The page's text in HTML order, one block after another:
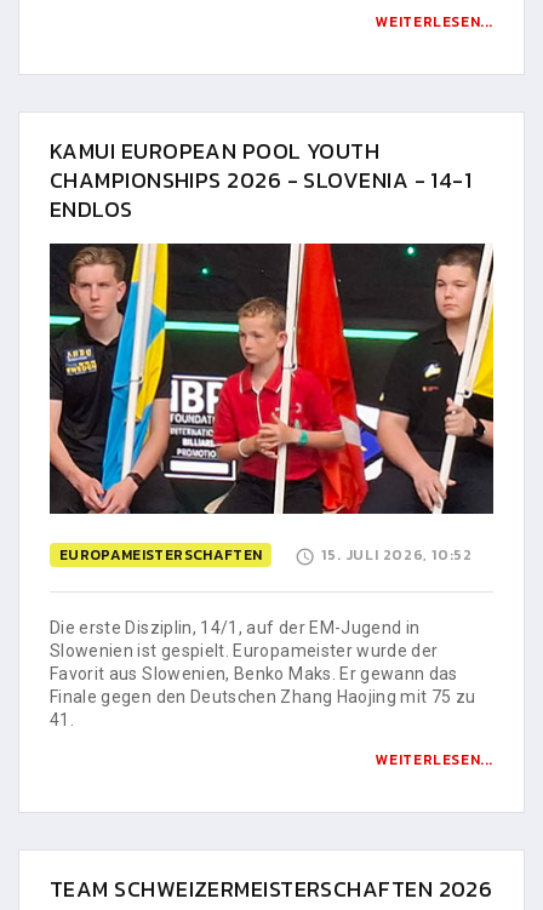
WEITERLESEN...
KAMUI EUROPEAN POOL YOUTH
CHAMPIONSHIPS 2026 - SLOVENIA - 14-1
ENDLOS
EUROPAMEISTERSCHAFTEN 15. JULI 2026, 10:52
Die erste Disziplin, 14/1, auf der EM-Jugend in
Slowenien ist gespielt. Europameister wurde der
Favorit aus Slowenien, Benko Maks. Er gewann das
Finale gegen den Deutschen Zhang Haojing mit 75 zu
41.
WEITERLESEN...
TEAM SCHWEIZERMEISTERSCHAFTEN 2026